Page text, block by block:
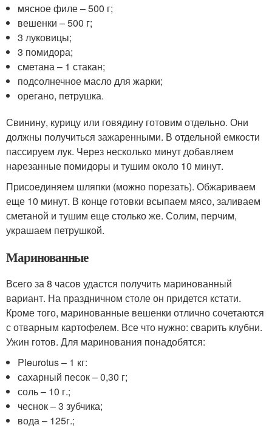
мясное филе – 500 г;
вешенки – 500 г;
3 луковицы;
3 помидора;
сметана – 1 стакан;
подсолнечное масло для жарки;
орегано, петрушка.
Свинину, курицу или говядину готовим отдельно. Они
должны получиться зажаренными. В отдельной емкости
пассируем лук. Через несколько минут добавляем
нарезанные помидоры и тушим около 10 минут.
Присоединяем шляпки (можно порезать). Обжариваем
еще 10 минут. В конце готовки всыпаем мясо, заливаем
сметаной и тушим еще столько же. Солим, перчим,
украшаем петрушкой.
Маринованные
Всего за 8 часов удастся получить маринованный
вариант. На праздничном столе он придется кстати.
Кроме того, маринованные вешенки отлично сочетаются
с отварным картофелем. Все что нужно: сварить клубни.
Ужин готов. Для маринования понадобятся:
Pleurotus – 1 кг:
сахарный песок – 0,30 г;
соль – 10 г.;
чеснок – 3 зубчика;
вода – 125г.;